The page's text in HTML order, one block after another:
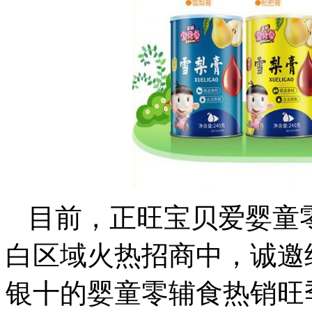
目前，正旺宝贝爱婴
白区域火热招商中，诚
银十的婴童零辅食热销